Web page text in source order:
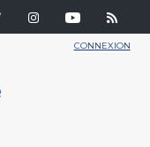
CONNEXION